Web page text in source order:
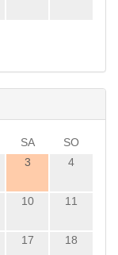
SA
SO
3 4
10 11
17 18